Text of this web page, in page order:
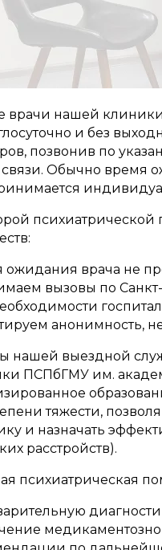
врачи нашей
и без
позвонив по
Обычно время
ожидания врача не
вызовы по
анонимность,
нашей выездной
ПСПбГМУ им.
тяжести,
и назначать
расстройств).
психиатрическая